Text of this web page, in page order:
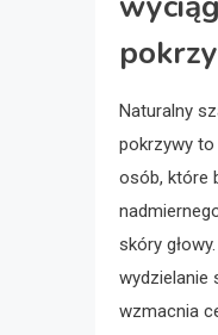
Naturalny
pokrzywy to
osób, które
skóry
wydzielanie
wzmacnia